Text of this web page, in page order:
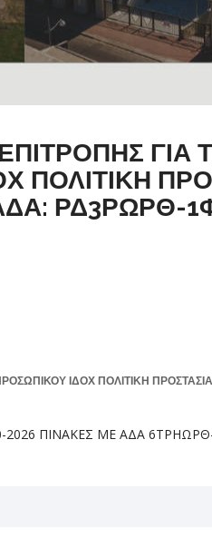
ΠΟΛΙΤΙΚΗ
ΡΔ3ΡΩΡΘ-
ΙΔΟΧ ΠΟΛΙΤΙΚΗ ΠΡΟΣΤΑΣΙΑ
2026 ΠΙΝΑΚΕΣ ΜΕ ΑΔΑ